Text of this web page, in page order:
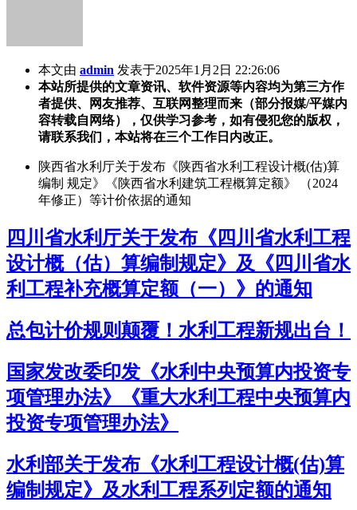
本文由 admin 发表于2025年1月2日 22:26:06
本站所提供的文章资讯、软件资源等内容均为第三方作
者提供、网友推荐、互联网整理而来（部分报媒/平媒内
容转载自网络），仅供学习参考，如有侵犯您的版权，
请联系我们，本站将在三个工作日内改正。
陕西省水利厅关于发布《陕西省水利工程设计概(估)算
编制 规定》《陕西省水利建筑工程概算定额》 （2024
年修正）等计价依据的通知
四川省水利厅关于发布《四川省水利工程
设计概（估）算编制规定》及《四川省水
利工程补充概算定额（一）》的通知
总包计价规则颠覆！水利工程新规出台！
国家发改委印发《水利中央预算内投资专
项管理办法》《重大水利工程中央预算内
投资专项管理办法》
水利部关于发布《水利工程设计概(估)算
编制规定》及水利工程系列定额的通知